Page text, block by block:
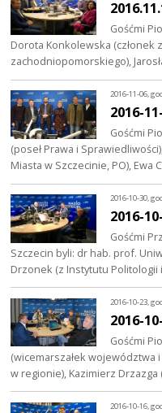
Gośćmi
Dorota Konkolewska
zachodniopomorskiego),
2016-11-06,
2016-
Gośćmi
(poseł Prawa i
Miasta w Szczecinie, PO), Ewa
2016-10-30,
2016-
Gośćmi
Szczecin byli: dr hab. prof.
Drzonek (z Instytutu Politologii
2016-10-23,
2016-
Gośćmi
(wicemarszałek
w regionie), Kazimierz
2016-10-16,